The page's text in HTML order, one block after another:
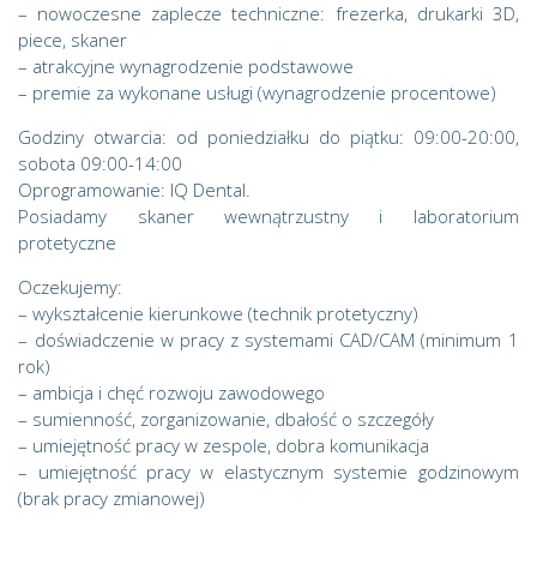
– nowoczesne zaplecze techniczne: frezerka, drukarki 3D,
piece, skaner
– atrakcyjne wynagrodzenie podstawowe
– premie za wykonane usługi (wynagrodzenie procentowe)
Godziny otwarcia: od poniedziałku do piątku: 09:00-20:00,
sobota 09:00-14:00
Oprogramowanie: IQ Dental.
Posiadamy skaner wewnątrzustny i laboratorium
protetyczne
Oczekujemy:
– wykształcenie kierunkowe (technik protetyczny)
– doświadczenie w pracy z systemami CAD/CAM (minimum 1
rok)
– ambicja i chęć rozwoju zawodowego
– sumienność, zorganizowanie, dbałość o szczegóły
– umiejętność pracy w zespole, dobra komunikacja
– umiejętność pracy w elastycznym systemie godzinowym
(brak pracy zmianowej)